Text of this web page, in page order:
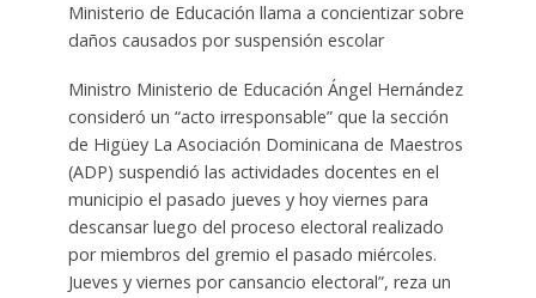
Ministerio de Educación llama a concientizar sobre
daños causados ​​por suspensión escolar
Ministro Ministerio de Educación Ángel Hernández
consideró un “acto irresponsable” que la sección
de Higüey La Asociación Dominicana de Maestros
(ADP) suspendió las actividades docentes en el
municipio el pasado jueves y hoy viernes para
descansar luego del proceso electoral realizado
por miembros del gremio el pasado miércoles.
Jueves y viernes por cansancio electoral”, reza un